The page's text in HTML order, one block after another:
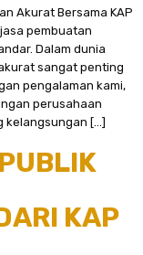
Akurat Bersama KAP
pembuatan
Dalam dunia
sangat penting
pengalaman kami,
perusahaan
kelangsungan […]
KAP